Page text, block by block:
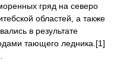
гряд на северо
областей, а также
в результате
тающего ледника.[1]